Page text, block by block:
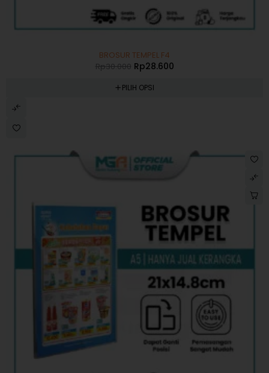
BROSUR TEMPEL F4
Rp30.000 Rp28.600
PILIH OPSI